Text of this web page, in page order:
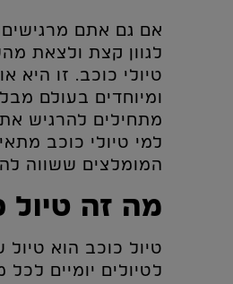
אם גם אתם
לגוון קצת ולצאת
טיולי כוכב. זו היא
ומיוחדים בעולם
מתחילים להרגיש
למי טיולי כוכב
המומלצים ששווה
מה זה טיול
טיול כוכב הוא
לטיולים יומיים לכל